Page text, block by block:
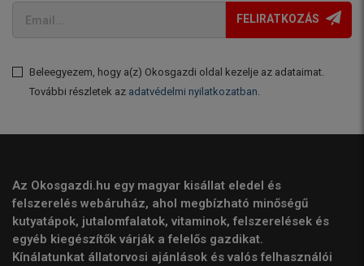
FELIRATKOZÁS
Beleegyezem, hogy a(z) Okosgazdi oldal kezelje az adataimat.
További részletek az adatvédelmi nyilatkozatban.
Az Okosgazdi.hu egy magyar kisállat eledel és
felszerelés webáruház, ahol megbízható minőségű
kutyatápok, jutalomfalatok, vitaminok, felszerelések és
egyéb kiegészítők várják a felelős gazdikat.
Kínálatunkat állatorvosi ajánlások és valós felhasználói